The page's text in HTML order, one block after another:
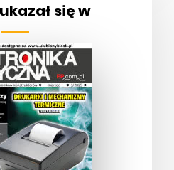
się w